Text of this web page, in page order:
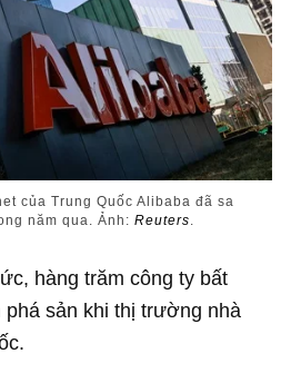
của Trung Quốc Alibaba đã sa
năm qua. Ảnh:Reuters.
hàng trăm công ty bất
sản khi thị trường nhà